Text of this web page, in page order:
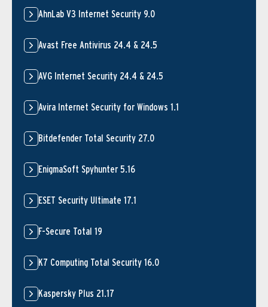
AhnLab V3 Internet Security 9.0
Avast Free Antivirus 24.4 & 24.5
AVG Internet Security 24.4 & 24.5
Avira Internet Security for Windows 1.1
Bitdefender Total Security 27.0
EnigmaSoft Spyhunter 5.16
ESET Security Ultimate 17.1
F-Secure Total 19
K7 Computing Total Security 16.0
Kaspersky Plus 21.17